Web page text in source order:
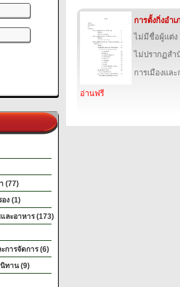
(77)
ง (1)
ละอาหาร (173)
การจัดการ (6)
ทาน (9)
การตั้งกิ่งอำ
ไม่มีชื่อผู้แต่ง
ไม่ปรากฏส
การเมืองแล
อ่านฟรี